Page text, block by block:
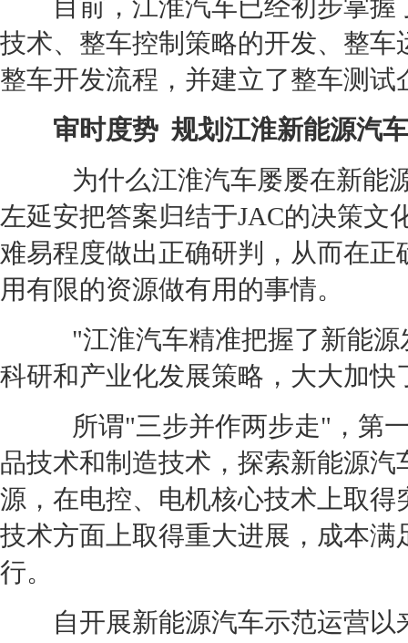
目前， 江淮汽车已经初步掌握
技术、整车控制策略的开发、整
整车开发流程，并建立了整车测
审时度势 规划江淮新能源汽
为什么江淮汽车屡屡在新能
左延安把答案归结于JAC的决策文
难易程度做出正确研判，从而在
用有限的资源做有用的事情。
"江淮汽车精准把握了新能源
科研和产业化发展策略，大大加
所谓"三步并作两步走"，第一
品技术和制造技术，探索新能源汽
源，在电控、电机核心技术上取
技术方面上取得重大进展，成本
行。
自开展新能源汽车示范运营以